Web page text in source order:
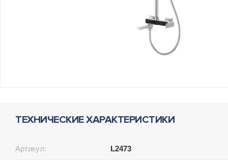
ТЕХНИЧЕСКИЕ ХАРАКТЕРИСТИКИ
Артикул: L2473